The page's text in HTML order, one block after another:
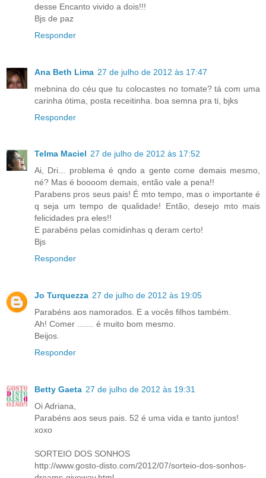
desse Encanto vivido a dois!!!
Bjs de paz
Responder
Ana Beth Lima 27 de julho de 2012 às 17:47
mebnina do céu que tu colocastes no tomate? tá com uma
carinha ótima, posta receitinha. boa semna pra ti, bjks
Responder
Telma Maciel 27 de julho de 2012 às 17:52
Ai, Dri... problema é qndo a gente come demais mesmo,
né? Mas é boooom demais, então vale a pena!!
Parabens pros seus pais! É mto tempo, mas o importante é
q seja um tempo de qualidade! Então, desejo mto mais
felicidades pra eles!!
E parabéns pelas comidinhas q deram certo!
Bjs
Responder
Jo Turquezza 27 de julho de 2012 às 19:05
Parabéns aos namorados. E a vocês filhos também.
Ah! Comer ....... é muito bom mesmo.
Beijos.
Responder
Betty Gaeta 27 de julho de 2012 às 19:31
Oi Adriana,
Parabéns aos seus pais. 52 é uma vida e tanto juntos!
xoxo
SORTEIO DOS SONHOS
http://www.gosto-disto.com/2012/07/sorteio-dos-sonhos-